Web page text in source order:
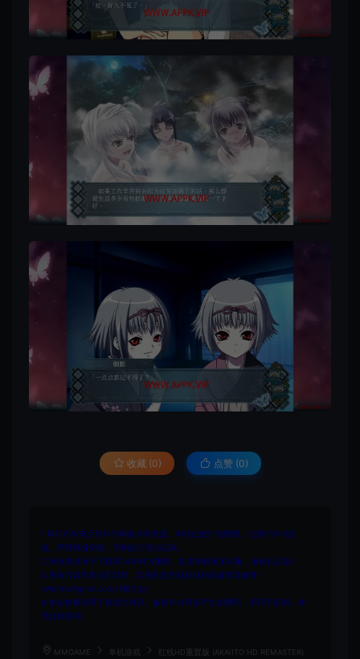
收藏 (0) 点赞 (0)
1.网站内所有文件均为网络共享资源，本站仅做打包整理。仅用于学习交
流，严禁商业用途，否则自行承担后果。
2.所有资源请于下载后24小时内删除。如需体验更多乐趣，请购买正版！
3.所有内容均来自互联网。如侵犯您的版权或利益请发送邮件：
cvformat#gmail.com (#换为@)
4.本站收费仅用于资源的保存、备份和分享所产生的费用，不用于盈利，亦
无任何盈利。
MMGAME 单机游戏 红线HD重置版 (AKAIITO HD REMASTER)